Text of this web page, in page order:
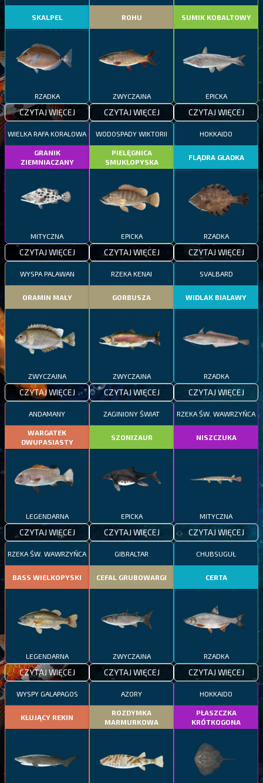
SKALPEL
RZADKA
CZYTAJ WIĘCEJ
ROHU
ZWYCZAJNA
CZYTAJ WIĘCEJ
SUMIK KOBALTOWY
EPICKA
CZYTAJ WIĘCEJ
WIELKA RAFA KORALOWA
GRANIK
ZIEMNIACZANY
MITYCZNA
CZYTAJ WIĘCEJ
WODOSPADY WIKTORII
PIELĘGNICA
SMUKŁOPYSKA
EPICKA
CZYTAJ WIĘCEJ
HOKKAIDO
FLĄDRA GŁADKA
RZADKA
CZYTAJ WIĘCEJ
WYSPA PALAWAN
ORAMIN MAŁY
ZWYCZAJNA
CZYTAJ WIĘCEJ
RZEKA KENAI
GORBUSZA
ZWYCZAJNA
CZYTAJ WIĘCEJ
SVALBARD
WIDLAK BIAŁAWY
RZADKA
CZYTAJ WIĘCEJ
ANDAMANY
WARGATEK
DWUPASIASTY
LEGENDARNA
CZYTAJ WIĘCEJ
ZAGINIONY ŚWIAT
SZONIZAUR
EPICKA
CZYTAJ WIĘCEJ
RZEKA ŚW. WAWRZYŃCA
NISZCZUKA
MITYCZNA
CZYTAJ WIĘCEJ
RZEKA ŚW. WAWRZYŃCA
BASS WIELKOPYSKI
LEGENDARNA
CZYTAJ WIĘCEJ
GIBRALTAR
CEFAL GRUBOWARGI
ZWYCZAJNA
CZYTAJ WIĘCEJ
CHUBSUGUŁ
CERTA
RZADKA
CZYTAJ WIĘCEJ
WYSPY GALAPAGOS
KŁUJĄCY REKIN
AZORY
ROZDYMKA
MARMURKOWA
HOKKAIDO
PŁASZCZKA
KRÓTKOGONA